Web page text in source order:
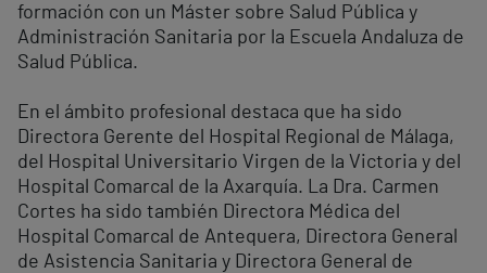
formación con un Máster sobre Salud Pública y
Administración Sanitaria por la Escuela Andaluza de
Salud Pública.
En el ámbito profesional destaca que ha sido
Directora Gerente del Hospital Regional de Málaga,
del Hospital Universitario Virgen de la Victoria y del
Hospital Comarcal de la Axarquía. La Dra. Carmen
Cortes ha sido también Directora Médica del
Hospital Comarcal de Antequera, Directora General
de Asistencia Sanitaria y Directora General de